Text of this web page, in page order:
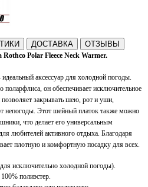
ДОСТАВКА ОТЗЫВЫ
Polar Fleece Neck Warmer.
аксессуар для холодной погоды.
он обеспечивает исключительное
закрывать шею, рот и уши,
непогоды. Этот шейный платок также можно
что делает его универсальным
любителей активного отдыха. Благодаря
плотную и комфортную посадку для всех.
исключительно холодной погоды).
полиэстер.